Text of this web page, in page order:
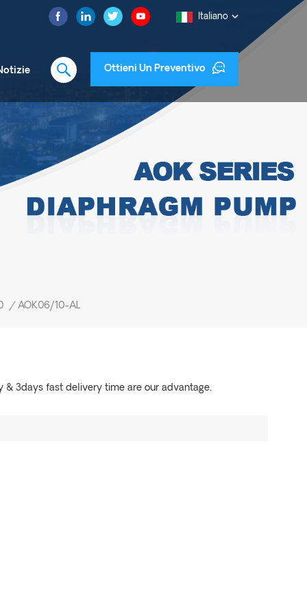
Italiano
Ottieni Un Preventivo
/ AOK06/10-AL
& 3days fast delivery time are our advantage.